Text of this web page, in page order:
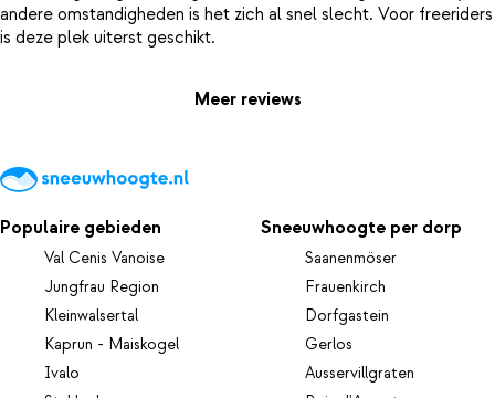
andere omstandigheden is het zich al snel slecht. Voor freeriders
Meer reviews
Populaire gebieden
Val Cenis Vanoise
Jungfrau Region
Kleinwalsertal
Kaprun - Maiskogel
Ivalo
Sneeuwhoogte per dorp
Saanenmöser
Frauenkirch
Dorfgastein
Gerlos
Ausservillgraten